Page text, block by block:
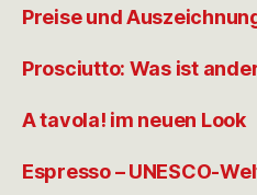
Preise und
Prosciutto: Was ist
A tavola! im neuen Look
Espresso – UNESCO-